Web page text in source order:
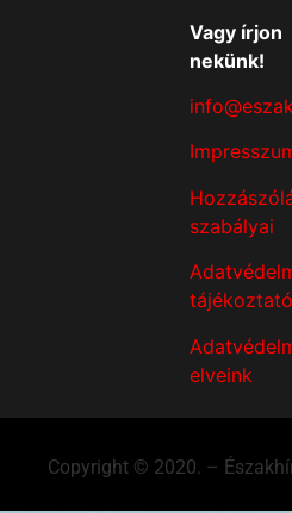
Vagy írjon
nekünk!
szabályai
tájékoztató
elveink
Copyright © 2020. –